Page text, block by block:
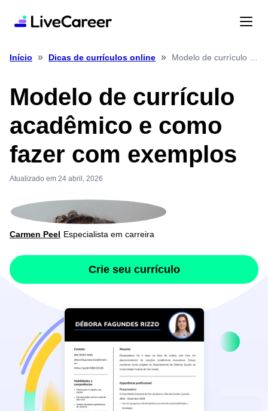
Início » Dicas de currículos online »
Modelo de currículo
acadêmico e como
fazer com exemplos
Atualizado em 24 abril, 2026
Carmen Peel Especialista em carreira
Crie seu currículo